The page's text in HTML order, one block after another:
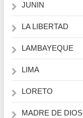
JUNIN
LA LIBERTAD
LAMBAYEQUE
LIMA
LORETO
MADRE DE DIOS